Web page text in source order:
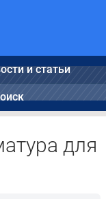
и статьи
для